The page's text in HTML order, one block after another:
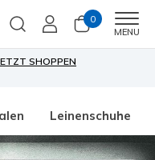
0
MENU
SHOPPEN
Leinenschuhe